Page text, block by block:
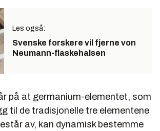
Les også:
Svenske forskere vil fjerne von
Neumann-flaskehalsen
på at germanium-elementet, som
til de tradisjonelle tre elementene
av, kan dynamisk bestemme